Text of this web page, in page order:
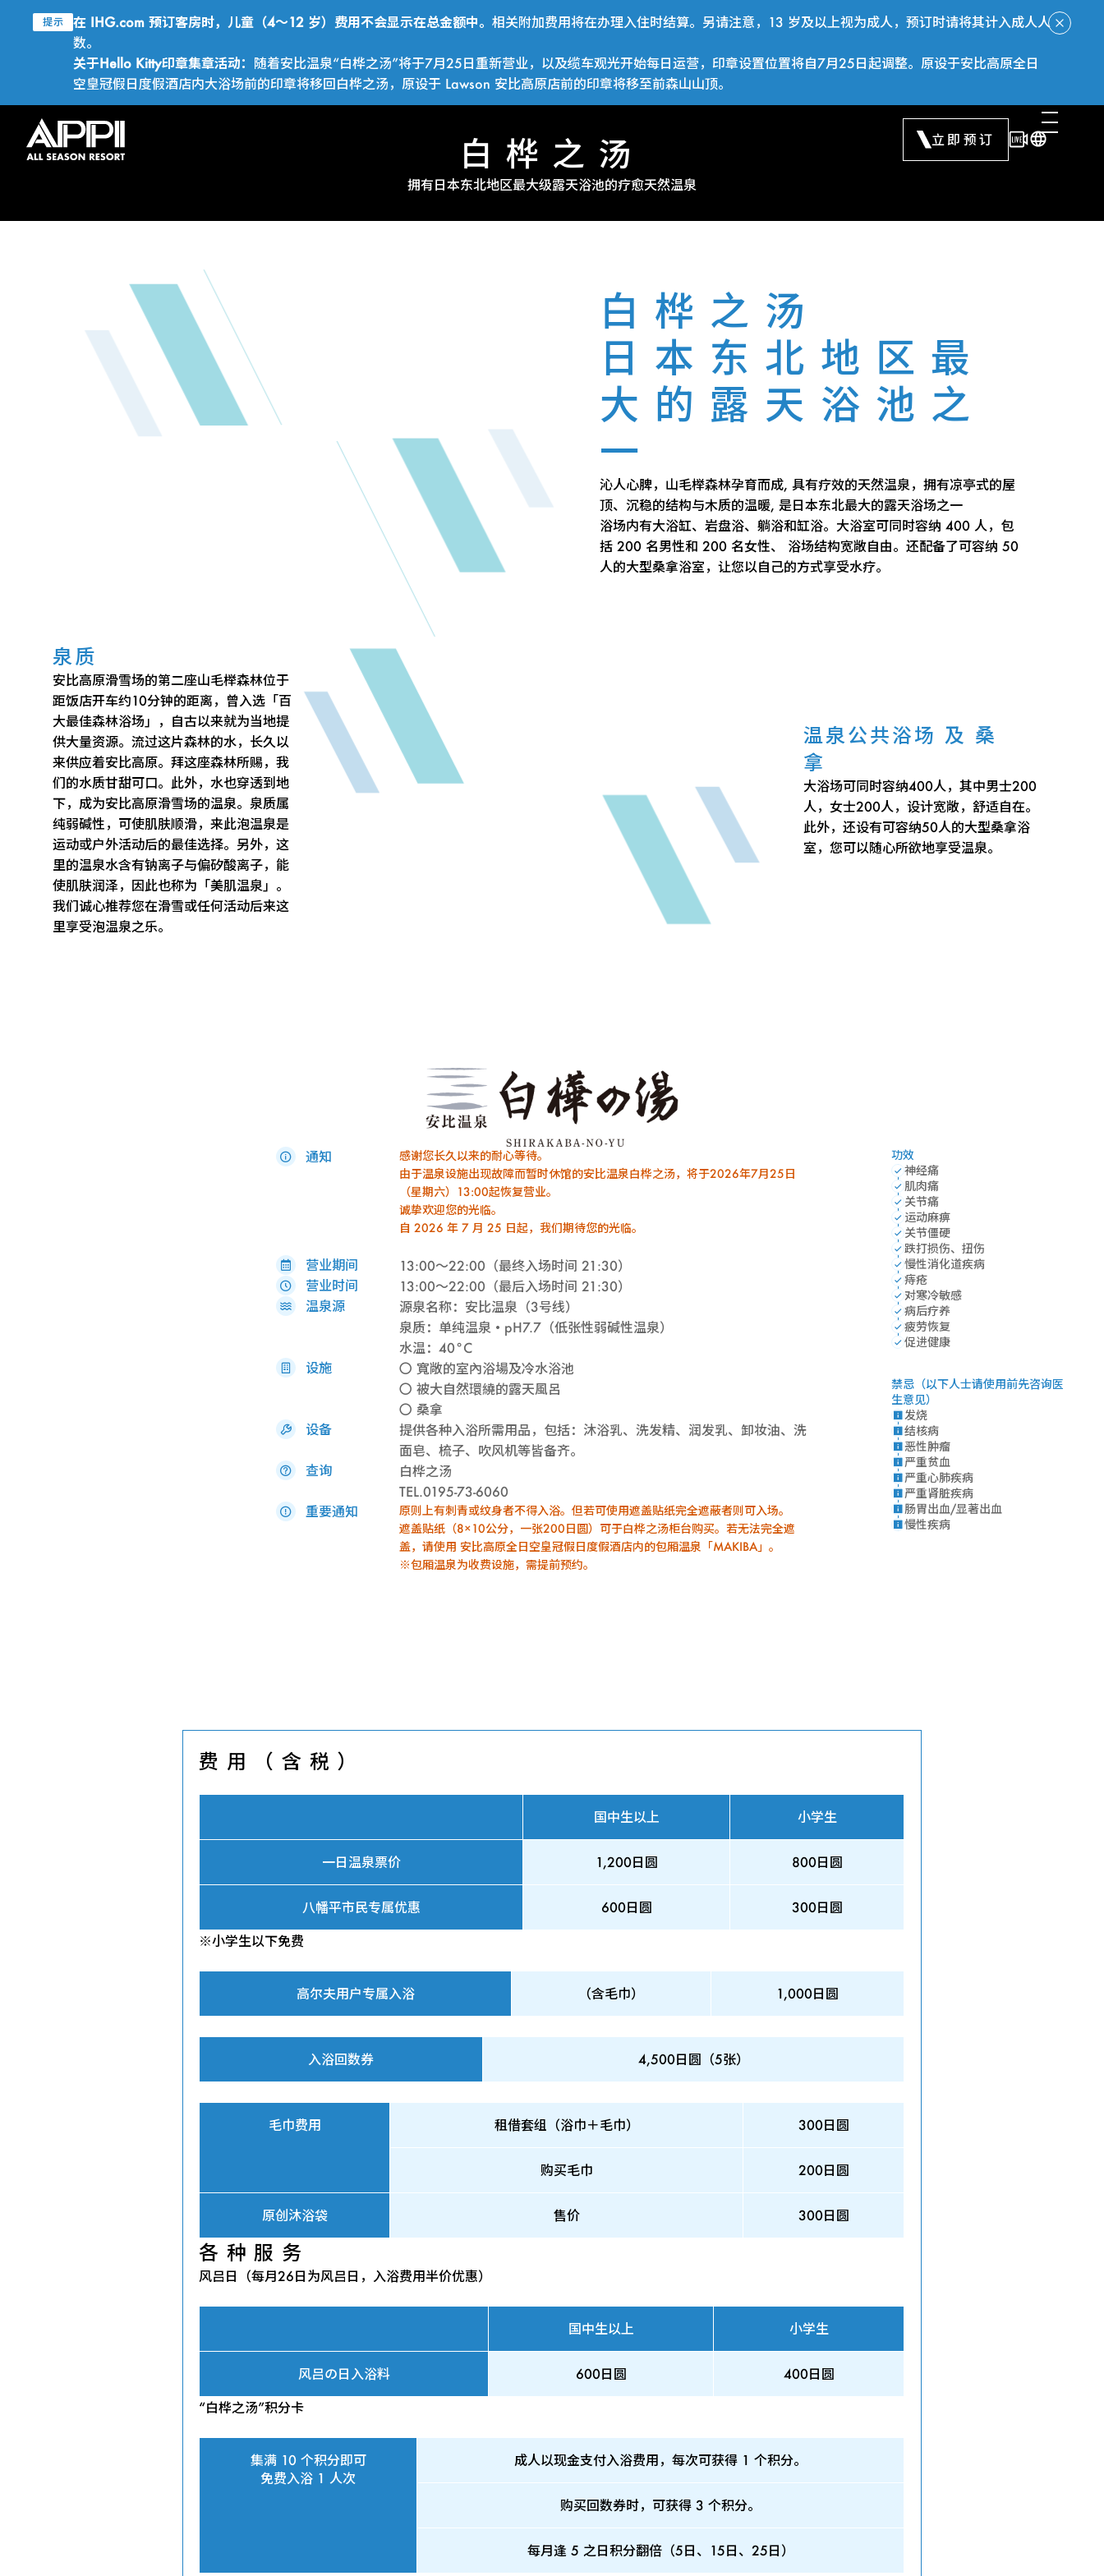
提示 在 IHG.com 预订客房时，儿童（4～12 岁）费用不会显示在总金额中。相关附加费用将在办理入住时结算。另请注意，13 岁及以上视为成人，预订时请将其计入成人人
数。
关于Hello Kitty印章集章活动： 随着安比温泉“白桦之汤”将于7月25日重新营业，以及缆车观光开始每日运营，印章设置位置将自7月25日起调整。原设于安比高原全日
空皇冠假日度假酒店内大浴场前的印章将移回白桦之汤，原设于 Lawson 安比高原店前的印章将移至前森山山顶。
立即预订
白桦之汤
拥有日本东北地区最大级露天浴池的疗愈天然温泉
白桦之汤
日本东北地区最
大的露天浴池之
一
沁人心脾，山毛榉森林孕育而成, 具有疗效的天然温泉，拥有凉亭式的屋
顶、沉稳的结构与木质的温暖, 是日本东北最大的露天浴场之一
浴场内有大浴缸、岩盘浴、躺浴和缸浴。大浴室可同时容纳 400 人，包
括 200 名男性和 200 名女性、 浴场结构宽敞自由。还配备了可容纳 50
人的大型桑拿浴室，让您以自己的方式享受水疗。
泉质
安比高原滑雪场的第二座山毛榉森林位于
距饭店开车约10分钟的距离，曾入选「百
大最佳森林浴场」，自古以来就为当地提
供大量资源。流过这片森林的水，长久以
来供应着安比高原。拜这座森林所赐，我
们的水质甘甜可口。此外，水也穿透到地
下，成为安比高原滑雪场的温泉。泉质属
纯弱碱性，可使肌肤顺滑，来此泡温泉是
运动或户外活动后的最佳选择。另外，这
里的温泉水含有钠离子与偏矽酸离子，能
使肌肤润泽，因此也称为「美肌温泉」。
我们诚心推荐您在滑雪或任何活动后来这
里享受泡温泉之乐。
温泉公共浴场 及 桑
拿
大浴场可同时容纳400人，其中男士200
人，女士200人，设计宽敞，舒适自在。
此外，还设有可容纳50人的大型桑拿浴
室，您可以随心所欲地享受温泉。
通知
感谢您长久以来的耐心等待。
由于温泉设施出现故障而暂时休馆的安比温泉白桦之汤，将于2026年7月25日
（星期六）13:00起恢复营业。
诚挚欢迎您的光临。
自 2026 年 7 月 25 日起，我们期待您的光临。
营业期间
13:00～22:00（最终入场时间 21:30）
营业时间
13:00〜22:00（最后入场时间 21:30）
温泉源
源泉名称：安比温泉（3号线）
泉质：单纯温泉・pH7.7（低张性弱碱性温泉）
水温：40°C
设施
〇 寬敞的室內浴場及冷水浴池
〇 被大自然環繞的露天風呂
〇 桑拿
设备
提供各种入浴所需用品，包括：沐浴乳、洗发精、润发乳、卸妆油、洗
面皂、梳子、吹风机等皆备齐。
查询
白桦之汤
TEL.0195-73-6060
重要通知
原则上有刺青或纹身者不得入浴。但若可使用遮盖贴纸完全遮蔽者则可入场。
遮盖贴纸（8×10公分，一张200日圆）可于白桦之汤柜台购买。若无法完全遮
盖，请使用 安比高原全日空皇冠假日度假酒店内的包厢温泉「MAKIBA」。
※包厢温泉为收费设施，需提前预约。
功效
神经痛
肌肉痛
关节痛
运动麻痹
关节僵硬
跌打损伤、扭伤
慢性消化道疾病
痔疮
对寒冷敏感
病后疗养
疲劳恢复
促进健康
禁忌（以下人士请使用前先咨询医
生意见）
发烧
结核病
恶性肿瘤
严重贫血
严重心肺疾病
严重肾脏疾病
肠胃出血/显著出血
慢性疾病
费用（含税）
国中生以上 小学生
一日温泉票价 1,200日圆 800日圆
八幡平市民专属优惠 600日圆
300日圆
※小学生以下免费
高尔夫用户专属入浴 （含毛巾） 1,000日圆
入浴回数券 4,500日圆（5张）
毛巾费用 租借套组（浴巾＋毛巾） 300日圆
购买毛巾 200日圆
原创沐浴袋 售价 300日圆
各种服务
风吕日（每月26日为风吕日，入浴费用半价优惠）
国中生以上 小学生
风吕の日入浴料 600日圆
400日圆
“白桦之汤”积分卡
集满 10 个积分即可
免费入浴 1 人次
成人以现金支付入浴费用，每次可获得 1 个积分。
购买回数券时，可获得 3 个积分。
每月逢 5 之日积分翻倍（5日、15日、25日）